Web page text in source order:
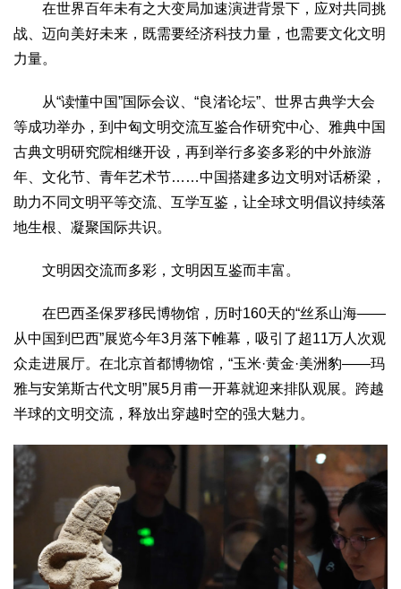
在世界百年未有之大变局加速演进背景下，应对共同挑
战、迈向美好未来，既需要经济科技力量，也需要文化文明
力量。
从“读懂中国”国际会议、“良渚论坛”、世界古典学大会
等成功举办，到中匈文明交流互鉴合作研究中心、雅典中国
古典文明研究院相继开设，再到举行多姿多彩的中外旅游
年、文化节、青年艺术节……中国搭建多边文明对话桥梁，
助力不同文明平等交流、互学互鉴，让全球文明倡议持续落
地生根、凝聚国际共识。
文明因交流而多彩，文明因互鉴而丰富。
在巴西圣保罗移民博物馆，历时160天的“丝系山海——
从中国到巴西”展览今年3月落下帷幕，吸引了超11万人次观
众走进展厅。在北京首都博物馆，“玉米·黄金·美洲豹——玛
雅与安第斯古代文明”展5月甫一开幕就迎来排队观展。跨越
半球的文明交流，释放出穿越时空的强大魅力。